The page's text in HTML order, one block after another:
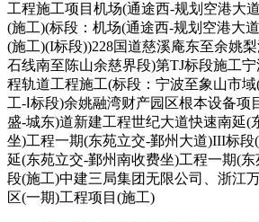
工程施工项目机场(通途西-规划空港大
(施工)(标段：机场(通途西-规划空港大
(施工)(I标段))228国道慈溪庵东至余姚
石线南至陈山余慈界段)第TJ标段施工
程轨道工程施工(标段：宁波至象山市
工-Ⅰ标段)余姚融湾财产园区根本设备
盛-城东)道新建工程世纪大道快速南延(
坐)工程一期(东苑立交-鄞州大道)III标
延(东苑立交-鄞州南收费坐)工程一期(
段(施工)中建三局集团无限公司、浙江
区(一期)工程项目(施工)